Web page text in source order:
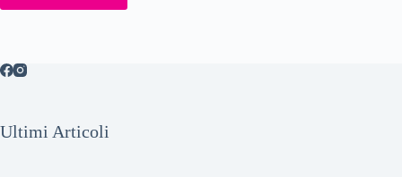
Ultimi Articoli